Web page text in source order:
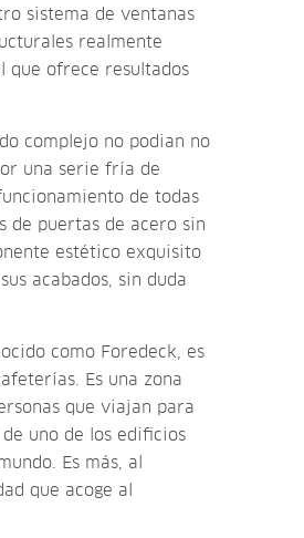
sistema de ventanas
realmente
ofrece resultados
complejo no podian no
una serie fría de
de todas
de puertas de acero sin
estético exquisito
acabados, sin duda
como Foredeck, es
Es una zona
que viajan para
uno de los edificios
Es más, al
que acoge al